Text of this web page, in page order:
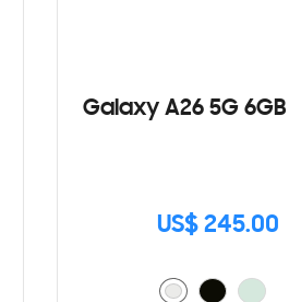
Galaxy A26 5G 6GB
US$ 245.00